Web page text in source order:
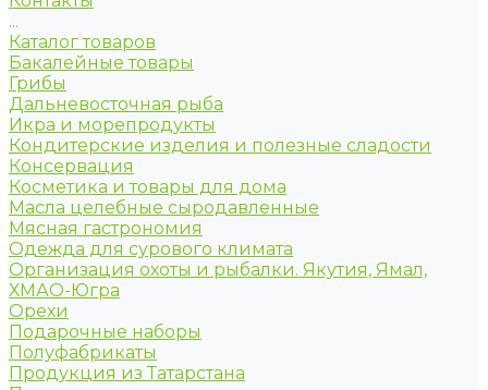
...
Каталог товаров
Бакалейные товары
Грибы
Дальневосточная рыба
Икра и морепродукты
Кондитерские изделия и полезные сладости
Консервация
Косметика и товары для дома
Масла целебные сыродавленные
Мясная гастрономия
Одежда для сурового климата
Организация охоты и рыбалки. Якутия, Ямал,
ХМАО-Югра
Орехи
Подарочные наборы
Полуфабрикаты
Продукция из Татарстана